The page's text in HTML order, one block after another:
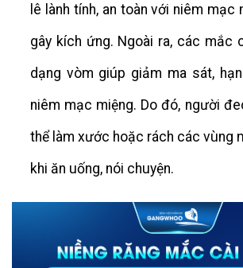
lê lành tính, an toàn với niêm mạc
gây kích ứng. Ngoài ra, các mắc
dạng vòm giúp giảm ma sát,
niêm mạc miệng. Do đó, người
thể làm xước hoặc rách các vùng
khi ăn uống, nói chuyện.